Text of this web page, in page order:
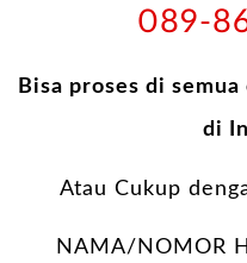
089-
Bisa proses di
di
Atau Cukup
NAMA/NOMOR